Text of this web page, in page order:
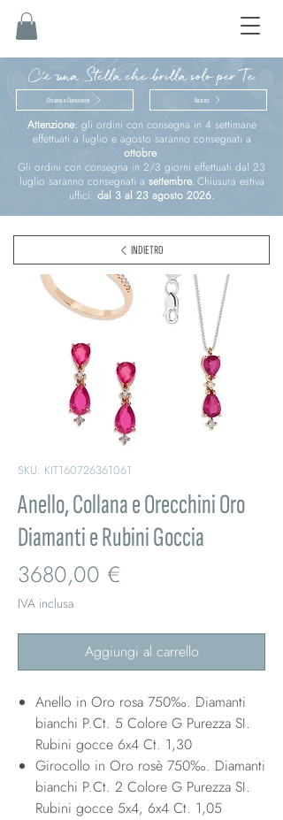
C'è una Stella che brilla solo per Te
Cresima e Comunione Nascita
Attenzione: gli ordini con consegna in 4 settimane
effettuati a luglio e agosto saranno consegnati a
ottobre.
Gli ordini con consegna in 2/3 giorni effettuati dal 23
luglio saranno consegnati a settembre.Chiusura estiva
uffici: dal 3 al 23 agosto 2026.
SKU: KIT160726361061
Anello, Collana e Orecchini Oro
Diamanti e Rubini Goccia
3680,00 €
IVA inclusa
Aggiungi al carrello
Anello in Oro rosa 750‰. Diamanti
bianchi P.Ct. 5 Colore G Purezza SI.
Rubini gocce 6x4 Ct. 1,30
Girocollo in Oro rosè 750‰. Diamanti
bianchi P.Ct. 2 Colore G Purezza SI.
Rubini gocce 5x4, 6x4 Ct. 1,05
INDIETRO